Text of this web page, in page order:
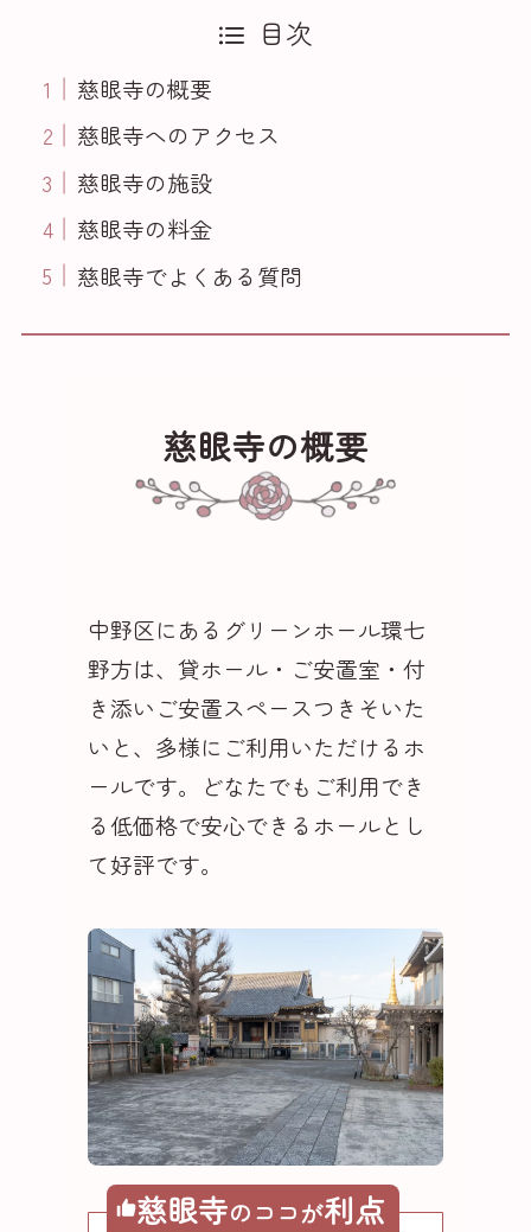
目次
慈眼寺の概要
慈眼寺へのアクセス
慈眼寺の施設
慈眼寺の料金
慈眼寺でよくある質問
慈眼寺の概要
中野区にあるグリーンホール環七
野方は、貸ホール・ご安置室・付
き添いご安置スペースつきそいた
いと、多様にご利用いただけるホ
ールです。どなたでもご利用でき
る低価格で安心できるホールとし
て好評です。
慈眼寺のココが利点